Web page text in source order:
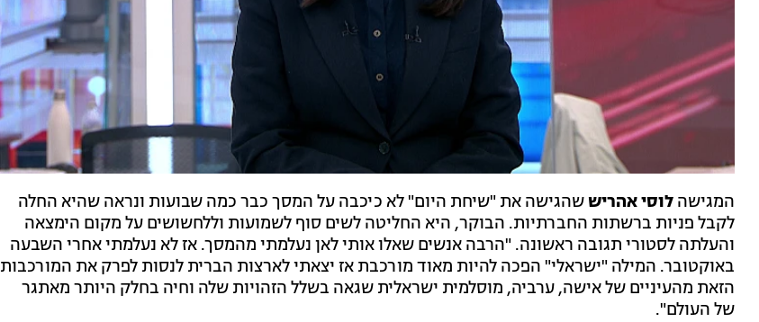
המגישה לוסי אהריששהגישה את "שיחת היום" לא כיכבה על המסך כבר כמה שבועות ונראה שהיא החלה
לקבל פניות ברשתות החברתיות. הבוקר, היא החליטה לשים סוף לשמועות וללחשושים על מקום הימצאה
והעלתה לסטורי תגובה ראשונה. "הרבה אנשים שאלו אותי לאן נעלמתי מהמסך. אז לא נעלמתי אחרי השבעה
באוקטובר. המילה "ישראלי" הפכה להיות מאוד מורכבת אז יצאתי לארצות הברית לנסות לפרק את המורכבות
הזאת מהעיניים של אישה, ערביה, מוסלמית ישראלית שגאה בשלל הזהויות שלה וחיה בחלק היותר מאתגר
של העולם".